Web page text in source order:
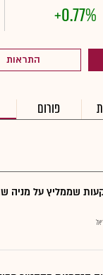
+0.77%
התראות
פורום
שממליץ על מניה